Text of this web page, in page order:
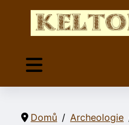
Domů Archeologie